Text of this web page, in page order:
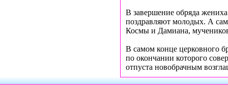
В завершение обряда
поздравляют молодых. А
Космы и Дамиана,
В самом конце церковного
по окончании которого
отпуста новобрачным